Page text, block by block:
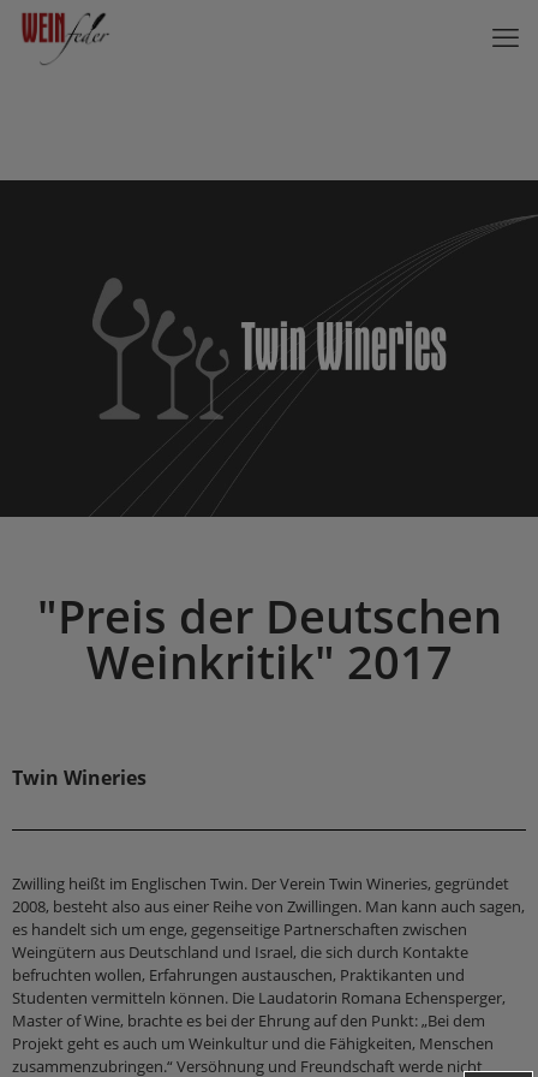
"Preis der Deutschen
Weinkritik" 2017
Twin Wineries
Zwilling heißt im Englischen Twin. Der Verein Twin Wineries, gegründet
2008, besteht also aus einer Reihe von Zwillingen. Man kann auch sagen,
es handelt sich um enge, gegenseitige Partnerschaften zwischen
Weingütern aus Deutschland und Israel, die sich durch Kontakte
befruchten wollen, Erfahrungen austauschen, Praktikanten und
Studenten vermitteln können. Die Laudatorin Romana Echensperger,
Master of Wine, brachte es bei der Ehrung auf den Punkt: „Bei dem
Projekt geht es auch um Weinkultur und die Fähigkeiten, Menschen
zusammenzubringen.“ Versöhnung und Freundschaft werde nicht